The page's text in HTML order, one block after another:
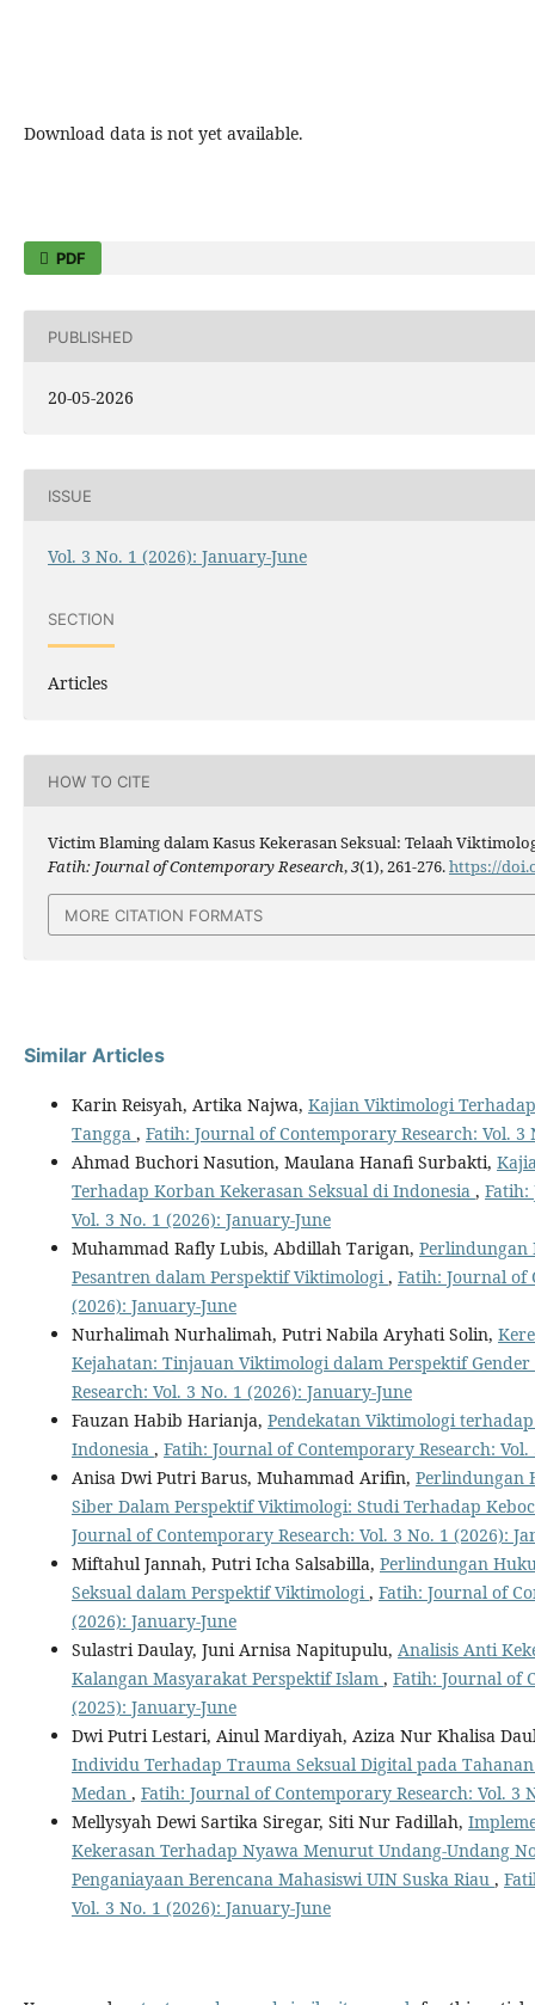
Download data is not yet available.
PDF
PUBLISHED
20-05-2026
ISSUE
Vol. 3 No. 1 (2026): January-June
SECTION
Articles
HOW TO CITE
Victim Blaming dalam Kasus Kekerasan Seksual: Telaah
Fatih: Journal of Contemporary Research,3(1), 261-276.https://
MORE CITATION FORMATS
Similar Articles
Karin Reisyah, Artika Najwa, Kajian Viktimologi
Tangga , Fatih: Journal of Contemporary Research: Vol. 3
Ahmad Buchori Nasution, Maulana Hanafi Surbakti,
Terhadap Korban Kekerasan Seksual di Indonesia , Fatih:
Vol. 3 No. 1 (2026): January-June
Muhammad Rafly Lubis, Abdillah Tarigan, Perlindungan
Pesantren dalam Perspektif Viktimologi, Fatih: Journal of
(2026): January-June
Nurhalimah Nurhalimah, Putri Nabila Aryhati Solin,
Kejahatan: Tinjauan Viktimologi dalam Perspektif Gender
Research: Vol. 3 No. 1 (2026): January-June
Fauzan Habib Harianja, Pendekatan Viktimologi
Indonesia , Fatih: Journal of Contemporary Research:
Anisa Dwi Putri Barus, Muhammad Arifin, Perlindungan
Siber Dalam Perspektif Viktimologi: Studi Terhadap
Journal of Contemporary Research: Vol. 3 No. 1 (2026):
Miftahul Jannah, Putri Icha Salsabilla, Perlindungan
Seksual dalam Perspektif Viktimologi, Fatih: Journal of
(2026): January-June
Sulastri Daulay, Juni Arnisa Napitupulu, Analisis Anti
Kalangan Masyarakat Perspektif Islam , Fatih: Journal of
(2025): January-June
Dwi Putri Lestari, Ainul Mardiyah, Aziza Nur Khalisa
Individu Terhadap Trauma Seksual Digital pada Tahanan
Medan , Fatih: Journal of Contemporary Research: Vol. 3
Mellysyah Dewi Sartika Siregar, Siti Nur Fadillah,
Kekerasan Terhadap Nyawa Menurut Undang-Undang
Penganiayaan Berencana Mahasiswi UIN Suska Riau ,
Vol. 3 No. 1 (2026): January-June